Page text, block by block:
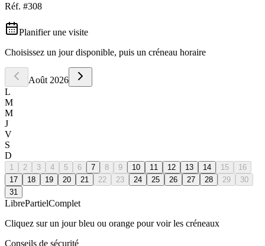
Réf. #308
Planifier une visite
Choisissez un jour disponible, puis un créneau horaire
Août 2026
L
M
M
J
V
S
D
1 2 3 4 5 6 7 8 9 10 11 12 13 14 15
16
17
18 19 20 21 22 23 24 25 26 27 28 29
30
31
LibrePartielComplet
Cliquez sur un jour bleu ou orange pour voir les créneaux
Conseils de sécurité